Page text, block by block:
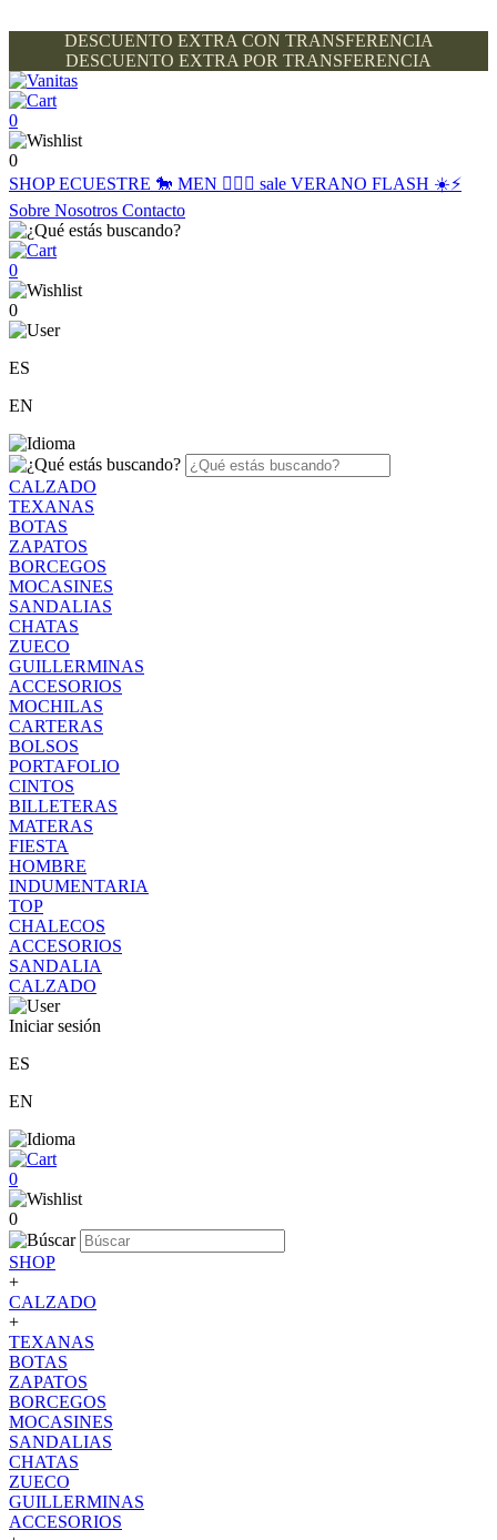
DESCUENTO EXTRA CON TRANSFERENCIA
DESCUENTO EXTRA POR TRANSFERENCIA
0
0
SHOPECUESTRE 🐎 MEN 🙋🏽‍♂️ sale VERANO FLASH ☀️⚡️
Sobre Nosotros Contacto
0
0
ES
EN
CALZADO
TEXANAS
BOTAS
ZAPATOS
BORCEGOS
MOCASINES
SANDALIAS
CHATAS
ZUECO
GUILLERMINAS
ACCESORIOS
MOCHILAS
CARTERAS
BOLSOS
PORTAFOLIO
CINTOS
BILLETERAS
MATERAS
FIESTA
HOMBRE
INDUMENTARIA
TOP
CHALECOS
ACCESORIOS
SANDALIA
CALZADO
Iniciar sesión
ES
EN
0
0
SHOP
+
CALZADO
+
TEXANAS
BOTAS
ZAPATOS
BORCEGOS
MOCASINES
SANDALIAS
CHATAS
ZUECO
GUILLERMINAS
ACCESORIOS